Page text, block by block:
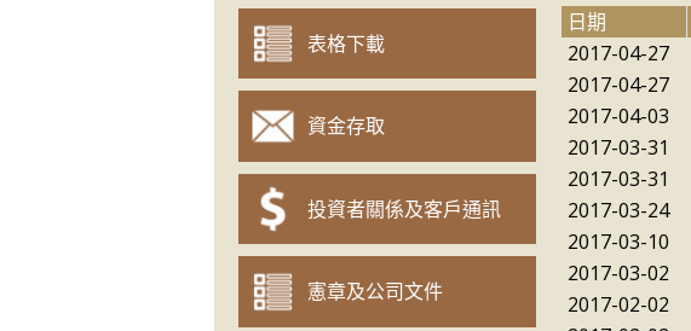
表格下載
資金存取
投資者關係及客戶通訊
憲章及公司文件
日期
2017-04-27
2017-04-27
2017-04-03
2017-03-31
2017-03-31
2017-03-24
2017-03-10
2017-03-02
2017-02-02